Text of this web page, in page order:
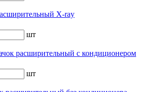
X-ray
шт
расширительный с кондиционером
шт